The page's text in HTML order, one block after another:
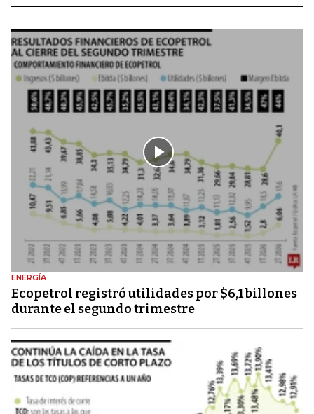
ENERGÍA
Ecopetrol registró utilidades por $6,1 billones
durante el segundo trimestre